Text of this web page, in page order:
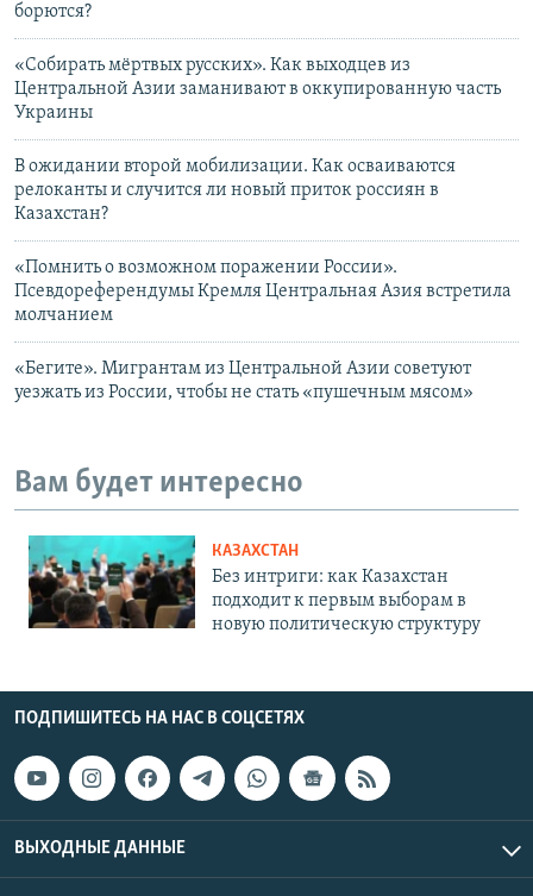
борются?
«Собирать мёртвых русских». Как выходцев из
Центральной Азии заманивают в оккупированную часть
Украины
В ожидании второй мобилизации. Как осваиваются
релоканты и случится ли новый приток россиян в
Казахстан?
«Помнить о возможном поражении России».
Псевдореферендумы Кремля Центральная Азия встретила
молчанием
«Бегите». Мигрантам из Центральной Азии советуют
уезжать из России, чтобы не стать «пушечным мясом»
Вам будет интересно
КАЗАХСТАН
Без интриги: как Казахстан
подходит к первым выборам в
новую политическую структуру
ПОДПИШИТЕСЬ НА НАС В СОЦСЕТЯХ
ВЫХОДНЫЕ ДАННЫЕ